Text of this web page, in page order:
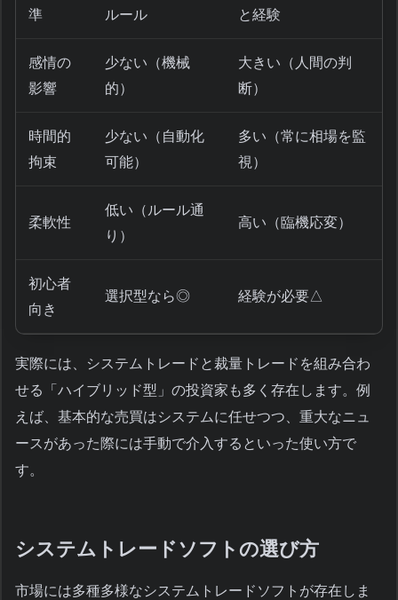
準
ルール
と経験
感情の
影響
少ない（機械
的）
大きい（人間の判
断）
時間的
拘束
少ない（自動化
可能）
多い（常に相場を監
視）
柔軟性
低い（ルール通
り）
高い（臨機応変）
初心者
向き
選択型なら◎ 経験が必要△
実際には、システムトレードと裁量トレードを組み合わ
せる「ハイブリッド型」の投資家も多く存在します。例
えば、基本的な売買はシステムに任せつつ、重大なニュ
ースがあった際には手動で介入するといった使い方で
す。
システムトレードソフトの選び方
市場には多種多様なシステムトレードソフトが存在しま